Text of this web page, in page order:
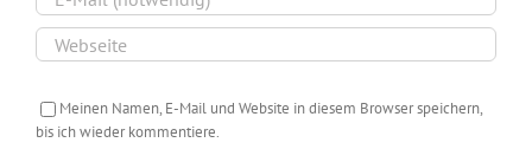
Meinen Namen, E-Mail und Website in diesem Browser speichern,
bis ich wieder kommentiere.